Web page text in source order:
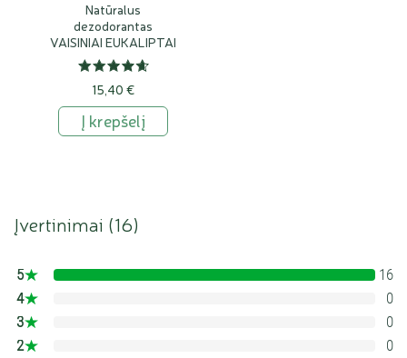
Natūralus
dezodorantas
VAISINIAI EUKALIPTAI
15,40 €
Į krepšelį
Įvertinimai (16)
5
4
3
2
16
0
0
0